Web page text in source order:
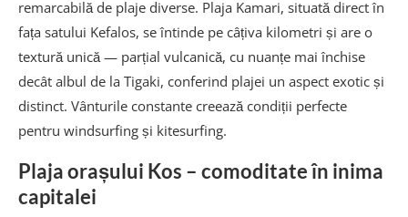
remarcabilă de plaje diverse. Plaja Kamari, situată direct în
fața satului Kefalos, se întinde pe câțiva kilometri și are o
textură unică — parțial vulcanică, cu nuanțe mai închise
decât albul de la Tigaki, conferind plajei un aspect exotic și
distinct. Vânturile constante creează condiții perfecte
pentru windsurfing și kitesurfing.
Plaja orașului Kos – comoditate în inima
capitalei